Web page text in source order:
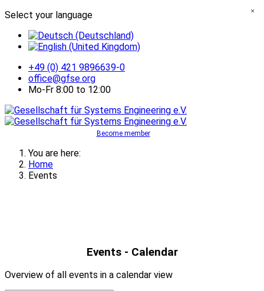
Select your language
+49 (0) 421 9896639-0
office@gfse.org
Mo-Fr 8:00 to 12:00
Become member
You are here:
Home
Events
Events - Calendar
Overview of all events in a calendar view
×